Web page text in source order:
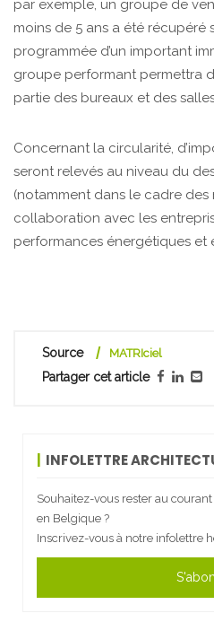
par exemple, un groupe de
moins de 5 ans a été récupéré
programmée d’un important
groupe performant permettra
partie des bureaux et des
Concernant la circularité,
seront relevés au niveau du
(notamment dans le cadre
collaboration avec les
performances énergétiques et
Source MATRIciel
Partager cet article
INFOLETTRE
Souhaitez-vous rester au
en Belgique ?
Inscrivez-vous à notre infolettre